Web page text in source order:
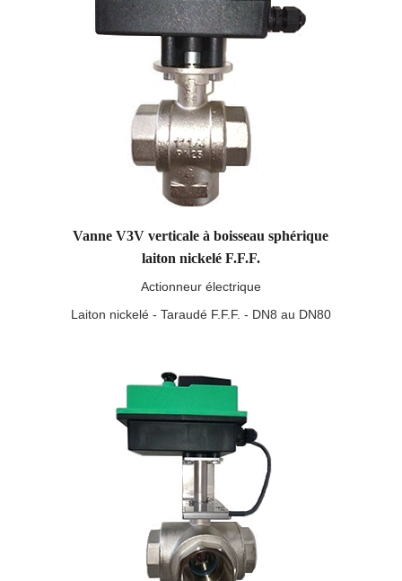
Vanne V3V verticale à boisseau sphérique
laiton nickelé F.F.F.
Actionneur électrique
Laiton nickelé - Taraudé F.F.F. - DN8 au DN80